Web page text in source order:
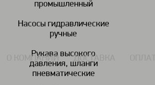
117434, г. Москва, Дмитровское шоссе 13, пом. 7 ЖК
промышленный
Насосы гидравлические
ручные
Рукава высокого
давления, шланги
пневматические
(495) 924-55-33
О КОМПАНИИ ДОСТАВКА